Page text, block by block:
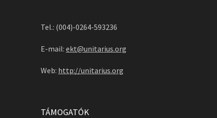
Tel.: (004)-0264-593236
E-mail: ekt@unitarius.org
Web: http://unitarius.org
TÁMOGATÓK